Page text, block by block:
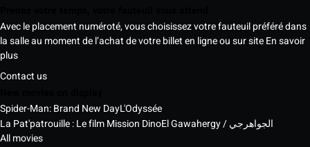
Avec le placement numéroté, vous choisissez votre fauteuil préféré dans
la salle au moment de l’achat de votre billet en ligne ou sur siteEn savoir
plus
Contact us
Spider-Man: Brand New DayL'Odyssée
La Pat'patrouille : Le film Mission Dino
El Gawahergy / الجواهرجي
All movies